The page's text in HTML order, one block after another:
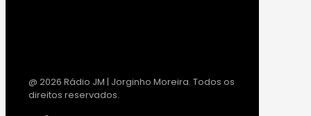
@ 2026 Rádio JM | Jorginho Moreira. Todos os
direitos reservados.